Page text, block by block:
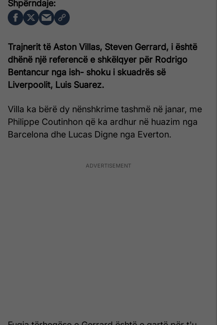
Trajnerit të Aston Villas, Steven Gerrard, i është
dhënë një referencë e shkëlqyer për Rodrigo
Bentancur nga ish- shoku i skuadrës së
Liverpoolit, Luis Suarez.
Villa ka bërë dy nënshkrime tashmë në janar, me
Philippe Coutinhon që ka ardhur në huazim nga
Barcelona dhe Lucas Digne nga Everton.